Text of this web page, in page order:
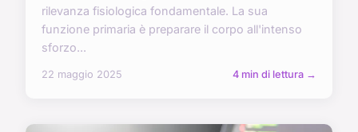
rilevanza fisiologica fondamentale. La sua
funzione primaria è preparare il corpo all'intenso
sforzo...
22 maggio 2025 4 min di lettura →